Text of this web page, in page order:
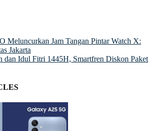
Meluncurkan Jam Tangan Pintar Watch X:
Jakarta
dan Idul Fitri 1445H, Smartfren Diskon Paket